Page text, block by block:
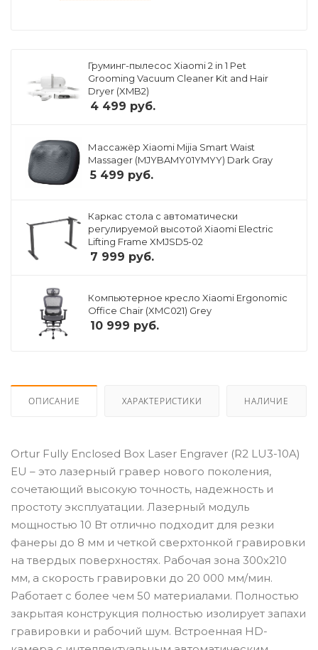
Груминг-пылесос Xiaomi 2 in 1 Pet
Grooming Vacuum Cleaner Kit and Hair
Dryer (XMB2)
4 499 руб.
Массажёр Xiaomi Mijia Smart Waist
Massager (MJYBAMY01YMYY) Dark Gray
5 499 руб.
Каркас стола с автоматически
регулируемой высотой Xiaomi Electric
Lifting Frame XMJSD5-02
7 999 руб.
Компьютерное кресло Xiaomi Ergonomic
Office Chair (XMC021) Grey
10 999 руб.
ОПИСАНИЕ ХАРАКТЕРИСТИКИ НАЛИЧИЕ
Ortur Fully Enclosed Box Laser Engraver (R2 LU3-10A)
EU – это лазерный гравер нового поколения,
сочетающий высокую точность, надежность и
простоту эксплуатации. Лазерный модуль
мощностью 10 Вт отлично подходит для резки
фанеры до 8 мм и четкой сверхтонкой гравировки
на твердых поверхностях. Рабочая зона 300х210
мм, а скорость гравировки до 20 000 мм/мин.
Работает с более чем 50 материалами. Полностью
закрытая конструкция полностью изолирует запахи
гравировки и рабочий шум. Встроенная HD-